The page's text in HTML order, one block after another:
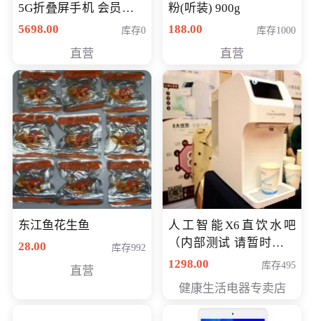
5G折叠屏手机 会员专享
购买价格 4998元
5698.00 库存0
直营
粉(听装) 900g
188.00
库存1000
直营
东江鱼花生鱼
28.00
库存992
直营
人工智能X6直饮水吧
（内部测试 请暂时不要
购买）
1298.00 库存495
健康生活电器专卖店